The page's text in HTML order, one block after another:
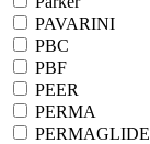
PAVARINI
PBC
PBF
PEER
PERMA
PERMAGLIDE